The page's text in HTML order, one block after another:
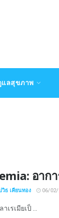
แลสุขภาพ
อาก
ธ เคียนทอง 06/02/
เรเมียเป็ ...